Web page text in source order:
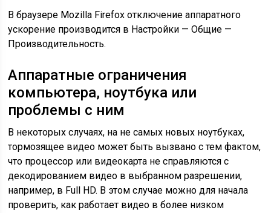
В браузере Mozilla Firefox отключение аппаратного
ускорение производится в Настройки — Общие —
Производительность.
Аппаратные ограничения
компьютера, ноутбука или
проблемы с ним
В некоторых случаях, на не самых новых ноутбуках,
тормозящее видео может быть вызвано с тем фактом,
что процессор или видеокарта не справляются с
декодированием видео в выбранном разрешении,
например, в Full HD. В этом случае можно для начала
проверить, как работает видео в более низком